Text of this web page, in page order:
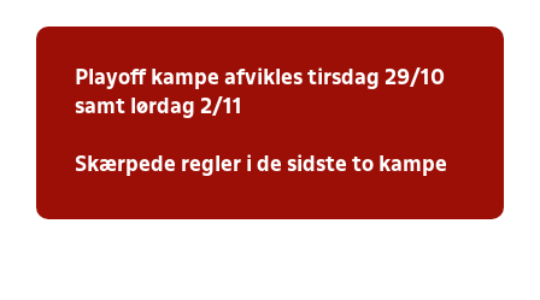
Playoff kampe afvikles tirsdag 29/10
samt lørdag 2/11
Skærpede regler i de sidste to kampe